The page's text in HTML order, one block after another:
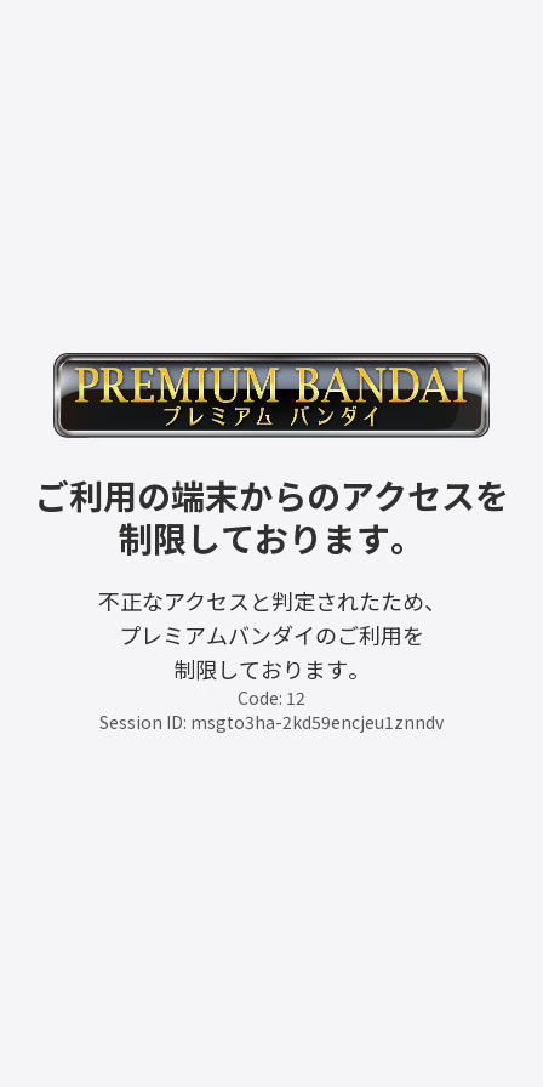
ご利用の端末からのアクセスを
制限しております。
不正なアクセスと判定されたため、
プレミアムバンダイのご利用を
制限しております。
Code: 12
Session ID: msgto3ha-2kd59encjeu1znndv